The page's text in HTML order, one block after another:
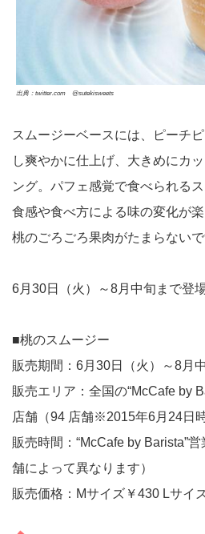
出典：twitter.com @sutekisweets
スムージーベースには、ピーチ
し爽やかに仕上げ、大きめにカ
ング。パフェ感覚で食べられる
食感や食べ方による味の変化が
桃のごろごろ果肉がたまらない
6月30日（火）～8月中旬まで登
■桃のスムージー
販売期間：6月30日（火）～8月
販売エリア：全国の“McCafe by
店舗（94 店舗※2015年6月24日時
販売時間：“McCafe by Barista”
舗によって異なります）
販売価格：Mサイズ￥430 Lサイ